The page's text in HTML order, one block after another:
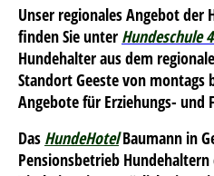
Unser regionales Angebot der
finden Sie unter Hundeschule
Hundehalter aus dem
Standort Geeste von montags
Angebote für Erziehungs- und
Das HundeHotel Baumann in
Pensionsbetrieb